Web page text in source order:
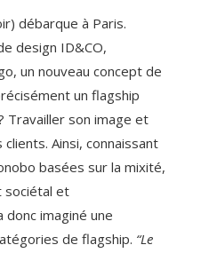
débarque à Paris.
design ID&CO,
un nouveau concept de
un flagship
Travailler son image et
Ainsi, connaissant
basées sur la mixité,
sociétal et
donc imaginé une
de flagship. “Le